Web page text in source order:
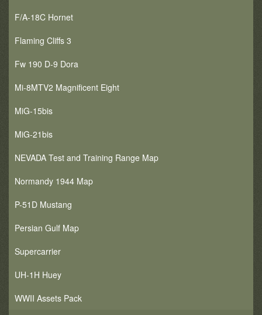
F/A-18C Hornet
Flaming Cliffs 3
Fw 190 D-9 Dora
Mi-8MTV2 Magnificent Eight
MiG-15bis
MiG-21bis
NEVADA Test and Training Range Map
Normandy 1944 Map
P-51D Mustang
Persian Gulf Map
Supercarrier
UH-1H Huey
WWII Assets Pack